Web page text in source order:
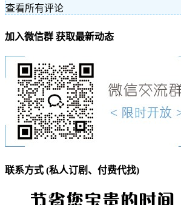
查看所有评论
加入微信群 获取最新动态
联系方式 (私人订剧、付费代找)